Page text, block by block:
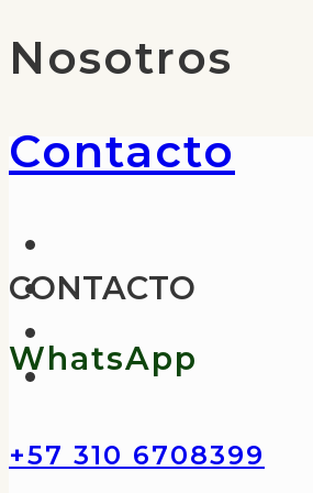
Nosotros
Contacto
CONTACTO
WhatsApp
+57 310 6708399